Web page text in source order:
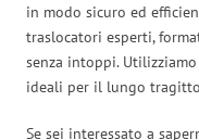
in modo sicuro ed
traslocatori esperti,
senza intoppi.
ideali per il lungo tragitto
Se sei interessato a